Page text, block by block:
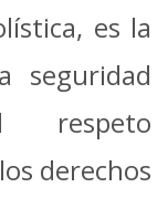
es la
respeto
derechos